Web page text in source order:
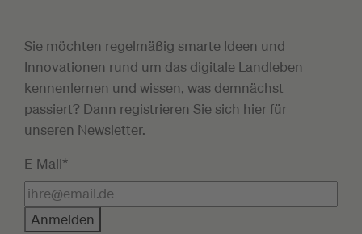
Sie möchten regelmäßig smarte Ideen und
Innovationen rund um das digitale Landleben
kennenlernen und wissen, was demnächst
passiert? Dann registrieren Sie sich hier für
unseren Newsletter.
E-Mail*
Anmelden